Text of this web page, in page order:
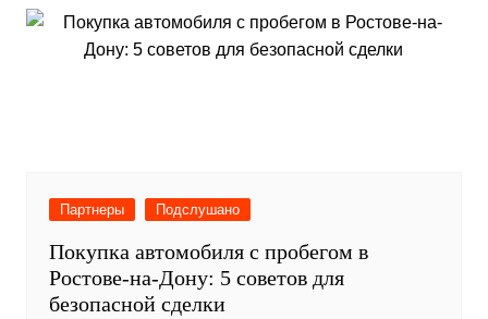
Партнеры Подслушано
Покупка автомобиля с пробегом в
Ростове-на-Дону: 5 советов для
безопасной сделки